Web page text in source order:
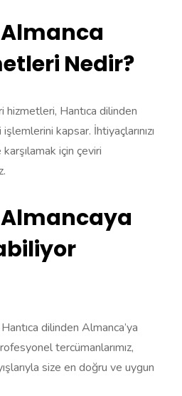
Almanca
Nedir?
hizmetleri, Hantıca dilinden
kapsar. İhtiyaçlarınızı
için çeviri
Almancaya
dilinden Almanca’ya
tercümanlarımız,
size en doğru ve uygun